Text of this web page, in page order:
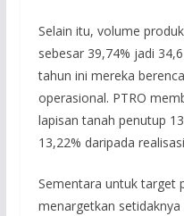
Selain itu, volume
sebesar 39,74% jadi
tahun ini mereka
operasional. PTRO
lapisan tanah penutup
13,22% daripada
Sementara untuk target
menargetkan